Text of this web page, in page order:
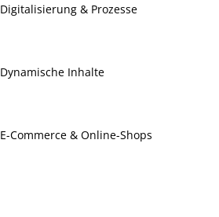
Digitalisierung & Prozesse
Dynamische Inhalte
E-Commerce & Online-Shops